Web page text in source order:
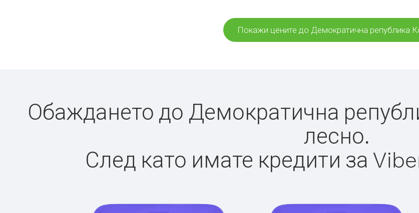
Покажи цените до Демократична република
Обаждането до Демократична
лесно.
След като имате кредити за